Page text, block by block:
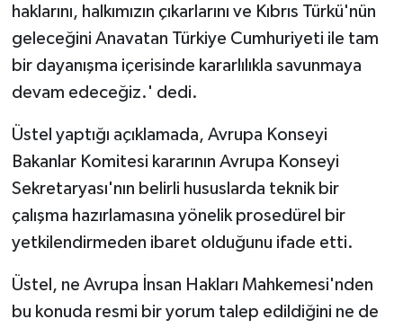
haklarını, halkımızın çıkarlarını ve Kıbrıs Türkü'nün
geleceğini Anavatan Türkiye Cumhuriyeti ile tam
bir dayanışma içerisinde kararlılıkla savunmaya
devam edeceğiz.' dedi.
Üstel yaptığı açıklamada, Avrupa Konseyi
Bakanlar Komitesi kararının Avrupa Konseyi
Sekretaryası'nın belirli hususlarda teknik bir
çalışma hazırlamasına yönelik prosedürel bir
yetkilendirmeden ibaret olduğunu ifade etti.
Üstel, ne Avrupa İnsan Hakları Mahkemesi'nden
bu konuda resmi bir yorum talep edildiğini ne de
TEKNOLOJİ
TİCARET